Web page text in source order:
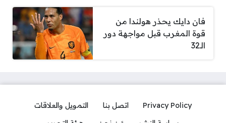
فان دايك يحذر هولندا من
قوة المغرب قبل مواجهة دور
الـ32
Privacy Policy اتصل بنا
التمويل والعلاقات